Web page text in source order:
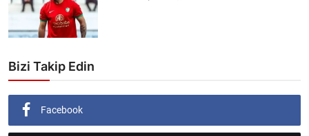
Bizi Takip Edin
Facebook